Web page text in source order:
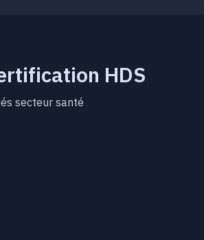
HDS
secteur santé